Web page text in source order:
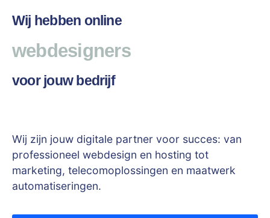
Wij hebben online
webdesigners
voor jouw bedrijf
Wij zijn jouw digitale partner voor succes: van
professioneel webdesign en hosting tot
marketing, telecomoplossingen en maatwerk
automatiseringen.